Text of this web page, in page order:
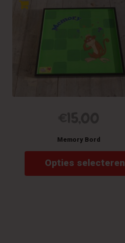
Memory Bord
Opties selecteren